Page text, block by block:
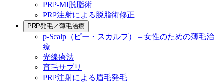
PRP-MI脱脂術
PRP注射による脱脂術修正
PRP発毛／薄毛治療
p-Scalp（ピー・スカルプ） – 女性のための薄毛治
療
光線療法
育毛サプリ
PRP注射による眉毛発毛